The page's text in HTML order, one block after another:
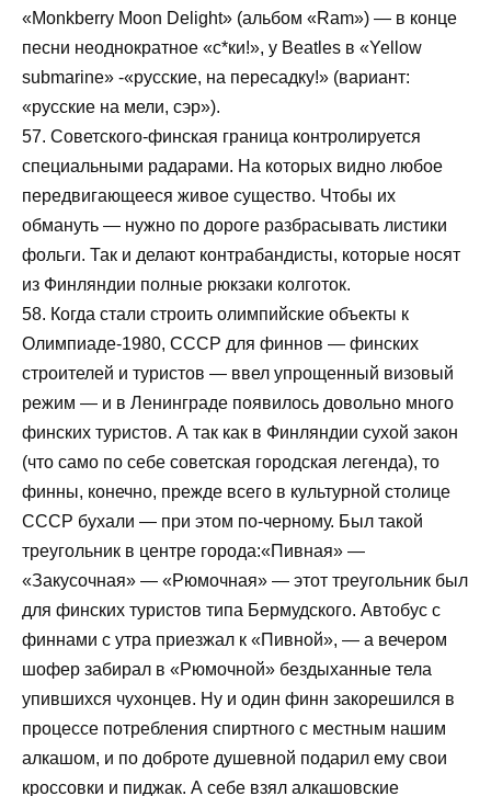
«Monkberry Moon Delight» (альбом «Ram») — в конце
песни неоднократное «с*ки!», у Beatles в «Yellow
submarine» -«русские, на пересадку!» (вариант:
«русские на мели, сэр»).
57. Советского-финская граница контролируется
специальными радарами. На которых видно любое
передвигающееся живое существо. Чтобы их
обмануть — нужно по дороге разбрасывать листики
фольги. Так и делают контрабандисты, которые носят
из Финляндии полные рюкзаки колготок.
58. Когда стали строить олимпийские объекты к
Олимпиаде-1980, СССР для финнов — финских
строителей и туристов — ввел упрощенный визовый
режим — и в Ленинграде появилось довольно много
финских туристов. А так как в Финляндии сухой закон
(что само по себе советская городская легенда), то
финны, конечно, прежде всего в культурной столице
СССР бухали — при этом по-черному. Был такой
треугольник в центре города:«Пивная» —
«Закусочная» — «Рюмочная» — этот треугольник был
для финских туристов типа Бермудского. Автобус с
финнами с утра приезжал к «Пивной», — а вечером
шофер забирал в «Рюмочной» бездыханные тела
упившихся чухонцев. Ну и один финн закорешился в
процессе потребления спиртного с местным нашим
алкашом, и по доброте душевной подарил ему свои
кроссовки и пиджак. А себе взял алкашовские